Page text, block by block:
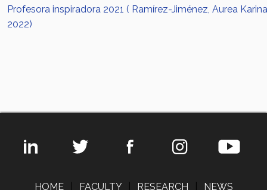
Profesora inspiradora 2021 ( Ramírez-Jiménez, Aurea
2022)
HOME FACULTY RESEARCH NEWS